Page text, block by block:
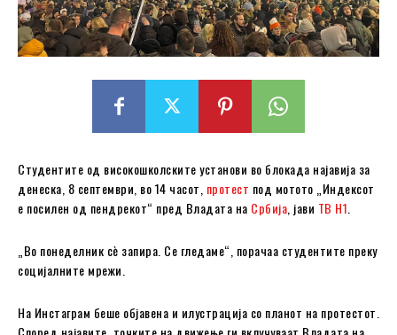
Студентите од високошколските установи во блокада најавија за
денеска, 8 септември, во 14 часот, протест под мотото „Индексот
е посилен од пендрекот“ пред Владата на Србија , јави ТВ Н1
„Во понеделник сè запира. Се гледаме“, порачаа студентите преку
социјалните мрежи.
На Инстаграм беше објавена и илустрација со планот на протестот.